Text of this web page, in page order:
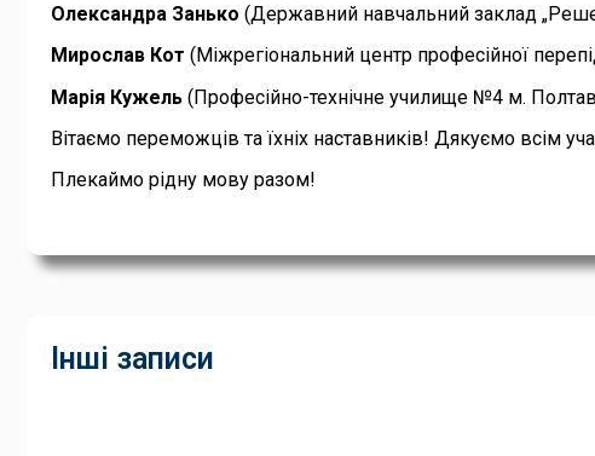
Олександра Занько (Державний навчальний заклад
Мирослав Кот (Міжрегіональний центр професійної
Марія Кужель (Професійно-технічне училище №4 м.
Вітаємо переможців та їхніх наставників! Дякуємо всім
Плекаймо рідну мову разом!
Інші записи